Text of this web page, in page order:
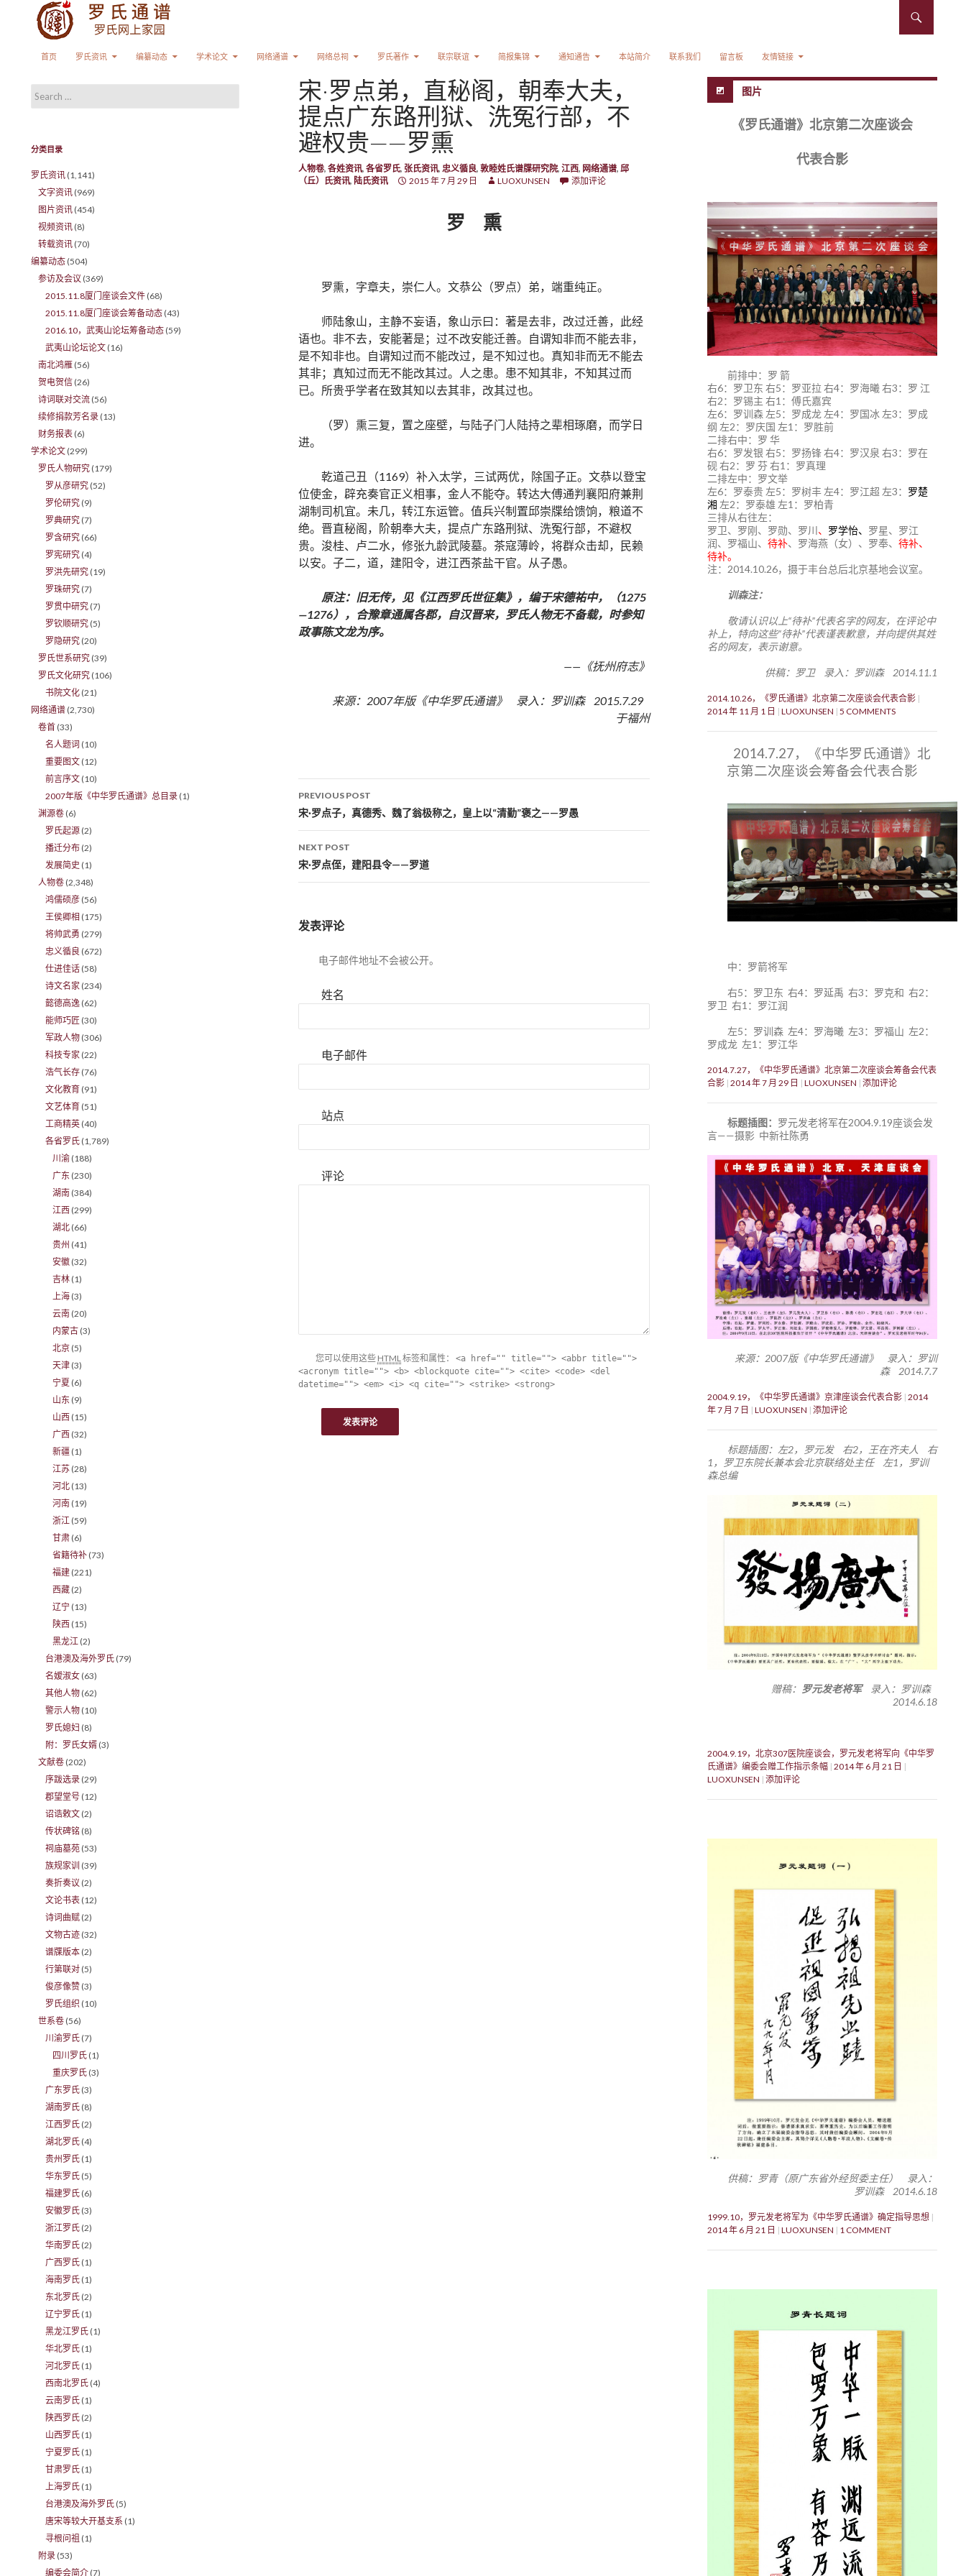
首页
罗氏资讯 编纂动态 学术论文 网络通谱 网络总祠 罗氏著作 联宗联谊 简报集锦 通知通告 本站简介 联系我们 留言板 友情链接
宋·罗点弟，直秘阁，朝奉大夫，
提点广东路刑狱、洗冤行部，不
避权贵——罗熏
人物卷, 各姓资讯, 各省罗氏, 张氏资讯, 忠义循良, 敦睦姓氏谱牒研究院, 江西, 网络通谱, 邱
（丘）氏资讯, 陆氏资讯 2015 年 7 月 29 日 LUOXUNSEN 添加评论
罗 熏
罗熏，字章夫，崇仁人。文恭公（罗点）弟，端重纯正。
师陆象山，主静不妄语，象山示曰：著是去非，改过迁善，此经
语也。非不去，安能著是；过不改安能迁善。自谓知非而不能去非，
是不知非也。自谓知过而不能改过，是不知过也。真知非而无不能去
其非；真知过而无不能改其过。人之患。患不知其非，不知其过而
已。所贵乎学者在致其知以去其非，改其过也。
（罗）熏三复，置之座壁，与陆子门人陆持之辈相琢磨，而学日
进。
乾道己丑（1169）补入太学，三试两优，除国子正。文恭以登宝
位使金，辟充奏官正义相事，金人不能夺。转达大傅通判襄阳府兼荆
湖制司机宜。未几，转江东运管。值兵兴制置邱崇牒给馈饷，粮道不
绝。晋直秘阁，阶朝奉大夫，提点广东路刑狱、洗冤行部，不避权
贵。浚桂、卢二水，修张九龄武陵墓。茶寇薄岭，将群众击却，民赖
以安。子二，道，建阳令，进江西茶盐干官。从子愚。
原注：旧无传，见《江西罗氏世征集》，编于宋德祐中，（1275
—1276），合豫章通属各郡，自汉晋来，罗氏人物无不备载，时参知
政事陈文龙为序。
——《抚州府志》
来源：2007年版《中华罗氏通谱》 录入：罗训森 2015.7.29
于福州
Post navigation
PREVIOUS POST
宋·罗点子，真德秀、魏了翁极称之，皇上以“清勤”褒之——罗愚
NEXT POST
宋·罗点侄，建阳县令——罗道
发表评论
电子邮件地址不会被公开。
姓名
电子邮件
站点
评论
您可以使用这些 HTML标签和属性： <a href="" title=""> <abbr title="">
<acronym title=""> <b> <blockquote cite=""> <cite> <code> <del
datetime=""> <em> <i> <q cite=""> <strike> <strong>
图片
《罗氏通谱》北京第二次座谈会
代表合影
前排中：罗 箭
右6：罗卫东 右5：罗亚拉 右4：罗海曦 右3：罗 江
右2：罗锡主 右1：傅氏嘉宾
左6：罗训森 左5：罗成龙 左4：罗国冰 左3：罗成
纲 左2：罗庆国 左1：罗胜前
二排右中：罗 华
右6：罗发银 右5：罗扬锋 右4：罗汉泉 右3：罗在
砚 右2：罗 芬 右1：罗真理
二排左中：罗文举
左6：罗泰贵 左5：罗树丰 左4：罗江超 左3： 罗楚
湘 左2：罗泰雄 左1：罗柏青
三排从右往左：
罗卫、罗刚、罗勋、罗川、 罗学怡、 罗星、罗江
润、罗福山、 待补、罗海燕（女）、罗奉、 待补、
待补。
注：2014.10.26，摄于丰台总后北京基地会议室。
训森注：
敬请认识以上“待补”代表名字的网友，在评论中
补上，特向这些“待补”代表谨表歉意，并向提供其姓
名的网友，表示谢意。
供稿：罗卫 录入：罗训森 2014.11.1
2014.10.26，《罗氏通谱》北京第二次座谈会代表合影
2014 年 11 月 1 日
LUOXUNSEN 5 COMMENTS
2014.7.27，《中华罗氏通谱》北
京第二次座谈会筹备会代表合影
中：罗箭将军
右5：罗卫东 右4：罗延禹 右3：罗克和 右2：
罗卫 右1：罗江润
左5：罗训森 左4：罗海曦 左3：罗福山 左2：
罗成龙 左1：罗江华
2014.7.27，《中华罗氏通谱》北京第二次座谈会筹备会代表
合影 2014 年 7 月 29 日 LUOXUNSEN 添加评论
标题插图： 罗元发老将军在2004.9.19座谈会发
言——摄影 中新社陈勇
来源：2007版《中华罗氏通谱》 录入：罗训
森 2014.7.7
2004.9.19，《中华罗氏通谱》京津座谈会代表合影 2014
年 7 月 7 日
LUOXUNSEN 添加评论
标题插图：左2，罗元发 右2，王在齐夫人 右
1，罗卫东院长兼本会北京联络处主任 左1，罗训
森总编
赠稿： 罗元发老将军录入：罗训森
2014.6.18
2004.9.19，北京307医院座谈会，罗元发老将军向《中华罗
氏通谱》编委会赠工作指示条幅 2014 年 6 月 21 日
LUOXUNSEN 添加评论
供稿：罗青（原广东省外经贸委主任） 录入：
罗训森 2014.6.18
1999.10，罗元发老将军为《中华罗氏通谱》确定指导思想
2014 年 6 月 21 日
LUOXUNSEN 1 COMMENT
Search for:
分类目录
罗氏资讯 (1,141)
文字资讯 (969)
图片资讯 (454)
视频资讯 (8)
转载资讯 (70)
编纂动态 (504)
参访及会议 (369)
2015.11.8厦门座谈会文件 (68)
2015.11.8厦门座谈会筹备动态 (43)
2016.10，武夷山论坛筹备动态 (59)
武夷山论坛论文 (16)
南北鸿雁 (56)
贺电贺信 (26)
诗词联对交流 (56)
续修捐款芳名录 (13)
财务报表 (6)
学术论文 (299)
罗氏人物研究 (179)
罗从彦研究 (52)
罗伦研究 (9)
罗典研究 (7)
罗含研究 (66)
罗宪研究 (4)
罗洪先研究 (19)
罗珠研究 (7)
罗贯中研究 (7)
罗钦顺研究 (5)
罗隐研究 (20)
罗氏世系研究 (39)
罗氏文化研究 (106)
书院文化 (21)
网络通谱 (2,730)
卷首 (33)
名人题词 (10)
重要图文 (12)
前言序文 (10)
2007年版《中华罗氏通谱》总目录 (1)
渊源卷 (6)
罗氏起源 (2)
播迁分布 (2)
发展简史 (1)
人物卷 (2,348)
鸿儒硕彦 (56)
王侯卿相 (175)
将帅武勇 (279)
忠义循良 (672)
仕进佳话 (58)
诗文名家 (234)
懿德高逸 (62)
能师巧匠 (30)
军政人物 (306)
科技专家 (22)
浩气长存 (76)
文化教育 (91)
文艺体育 (51)
工商精英 (40)
各省罗氏 (1,789)
川渝 (188)
广东 (230)
湖南 (384)
江西 (299)
湖北 (66)
贵州 (41)
安徽 (32)
吉林 (1)
上海 (3)
云南 (20)
内蒙古 (3)
北京 (5)
天津 (3)
宁夏 (6)
山东 (9)
山西 (15)
广西 (32)
新疆 (1)
江苏 (28)
河北 (13)
河南 (19)
浙江 (59)
甘肃 (6)
省籍待补 (73)
福建 (221)
西藏 (2)
辽宁 (13)
陕西 (15)
黑龙江 (2)
台港澳及海外罗氏 (79)
名嫒淑女 (63)
其他人物 (62)
警示人物 (10)
罗氏媳妇 (8)
附：罗氏女婿 (3)
文献卷 (202)
序跋选录 (29)
郡望堂号 (12)
诏诰敕文 (2)
传状碑铭 (8)
祠庙墓苑 (53)
族规家训 (39)
奏折奏议 (2)
文论书表 (12)
诗词曲赋 (2)
文物古迹 (32)
谱牒版本 (2)
行第联对 (5)
俊彦像赞 (3)
罗氏组织 (10)
世系卷 (56)
川渝罗氏 (7)
四川罗氏 (1)
重庆罗氏 (3)
广东罗氏 (3)
湖南罗氏 (8)
江西罗氏 (2)
湖北罗氏 (4)
贵州罗氏 (1)
华东罗氏 (5)
福建罗氏 (6)
安徽罗氏 (3)
浙江罗氏 (2)
华南罗氏 (2)
广西罗氏 (1)
海南罗氏 (1)
东北罗氏 (2)
辽宁罗氏 (1)
黑龙江罗氏 (1)
华北罗氏 (1)
河北罗氏 (1)
西南北罗氏 (4)
云南罗氏 (1)
陕西罗氏 (2)
山西罗氏 (1)
宁夏罗氏 (1)
甘肃罗氏 (1)
上海罗氏 (1)
台港澳及海外罗氏 (5)
唐宋等较大开基支系 (1)
寻根问祖 (1)
附录 (53)
编委会简介 (7)